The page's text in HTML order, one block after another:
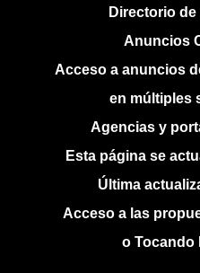
Directorio de
Anuncios
Acceso a anuncios
en múltiples
Agencias y
Esta página se
Última
Acceso a las
o Tocando